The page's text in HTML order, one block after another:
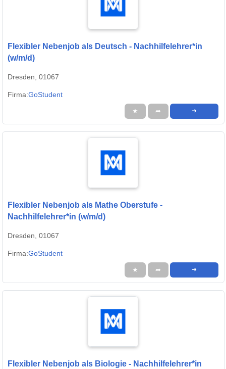
Flexibler Nebenjob als Deutsch - Nachhilfelehrer*in
(w/m/d)
Dresden, 01067
Firma:GoStudent
★ ➦ ➜
Flexibler Nebenjob als Mathe Oberstufe -
Nachhilfelehrer*in (w/m/d)
Dresden, 01067
Firma:GoStudent
★ ➦ ➜
Flexibler Nebenjob als Biologie - Nachhilfelehrer*in